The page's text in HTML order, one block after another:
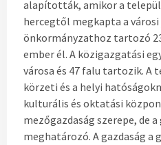
alapították, amikor a
hercegtől megkapta a
önkormányzathoz tartozó
ember él. A közigazgatási
városa és 47 falu tartozik. A
körzeti és a helyi
kulturális és oktatási
mezőgazdaság szerepe, de
meghatározó. A gazdaság a